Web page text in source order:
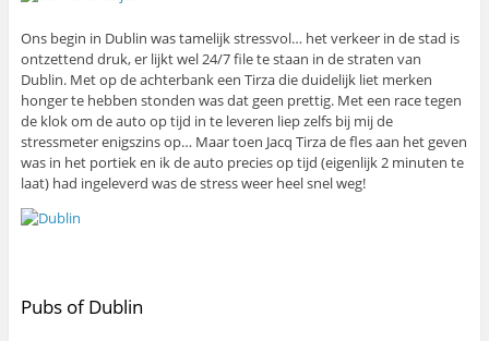
Ons begin in Dublin was tamelijk stressvol… het verkeer in de stad is
ontzettend druk, er lijkt wel 24/7 file te staan in de straten van
Dublin. Met op de achterbank een Tirza die duidelijk liet merken
honger te hebben stonden was dat geen prettig. Met een race tegen
de klok om de auto op tijd in te leveren liep zelfs bij mij de
stressmeter enigszins op… Maar toen Jacq Tirza de fles aan het geven
was in het portiek en ik de auto precies op tijd (eigenlijk 2 minuten te
laat) had ingeleverd was de stress weer heel snel weg!
Pubs of Dublin